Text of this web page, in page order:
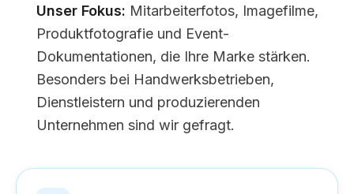
Unser Fokus: Mitarbeiterfotos, Imagefilme,
Produktfotografie und Event-
Dokumentationen, die Ihre Marke stärken.
Besonders bei Handwerksbetrieben,
Dienstleistern und produzierenden
Unternehmen sind wir gefragt.